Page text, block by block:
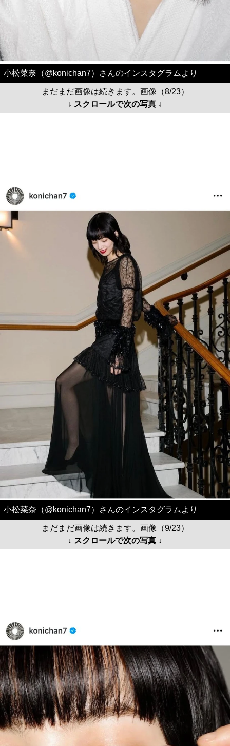
小松菜奈（@konichan7）さんのインスタグラムより
まだまだ画像は続きます。画像（8/23）
↓ スクロールで次の写真 ↓
小松菜奈（@konichan7）さんのインスタグラムより
まだまだ画像は続きます。画像（9/23）
↓ スクロールで次の写真 ↓